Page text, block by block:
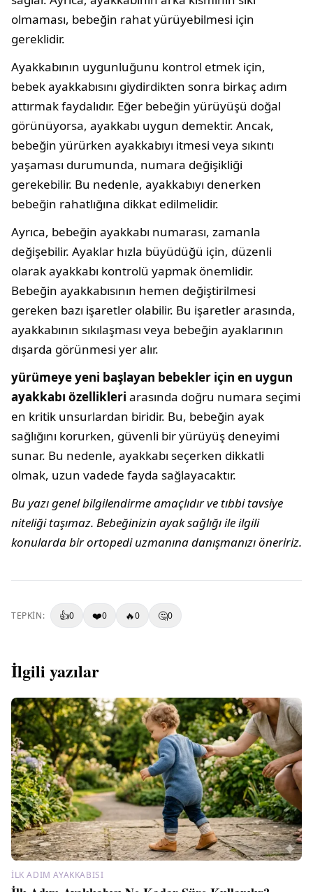
olmaması, bebeğin rahat yürüyebilmesi için
gereklidir.
Ayakkabının uygunluğunu kontrol etmek için,
bebek ayakkabısını giydirdikten sonra birkaç adım
attırmak faydalıdır. Eğer bebeğin yürüyüşü doğal
görünüyorsa, ayakkabı uygun demektir. Ancak,
bebeğin yürürken ayakkabıyı itmesi veya sıkıntı
yaşaması durumunda, numara değişikliği
gerekebilir. Bu nedenle, ayakkabıyı denerken
bebeğin rahatlığına dikkat edilmelidir.
Ayrıca, bebeğin ayakkabı numarası, zamanla
değişebilir. Ayaklar hızla büyüdüğü için, düzenli
olarak ayakkabı kontrolü yapmak önemlidir.
Bebeğin ayakkabısının hemen değiştirilmesi
gereken bazı işaretler olabilir. Bu işaretler arasında,
ayakkabının sıkılaşması veya bebeğin ayaklarının
dışarda görünmesi yer alır.
yürümeye yeni başlayan bebekler için en uygun
ayakkabı özellikleri arasında doğru numara seçimi
en kritik unsurlardan biridir. Bu, bebeğin ayak
sağlığını korurken, güvenli bir yürüyüş deneyimi
sunar. Bu nedenle, ayakkabı seçerken dikkatli
olmak, uzun vadede fayda sağlayacaktır.
Bu yazı genel bilgilendirme amaçlıdır ve tıbbi tavsiye
niteliği taşımaz. Bebeğinizin ayak sağlığı ile ilgili
konularda bir ortopedi uzmanına danışmanızı öneririz.
TEPKIN: 👍0 ❤️0 🔥0 🤔0
İlgili yazılar
İLK ADIM AYAKKABISI